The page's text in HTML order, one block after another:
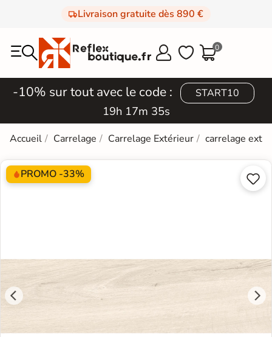
Livraison gratuite dès 890 €
  0
-10% sur tout avec le code : START10
19h 17m 34s
Accueil Carrelage Carrelage Extérieur carrelage
PROMO -33% 
